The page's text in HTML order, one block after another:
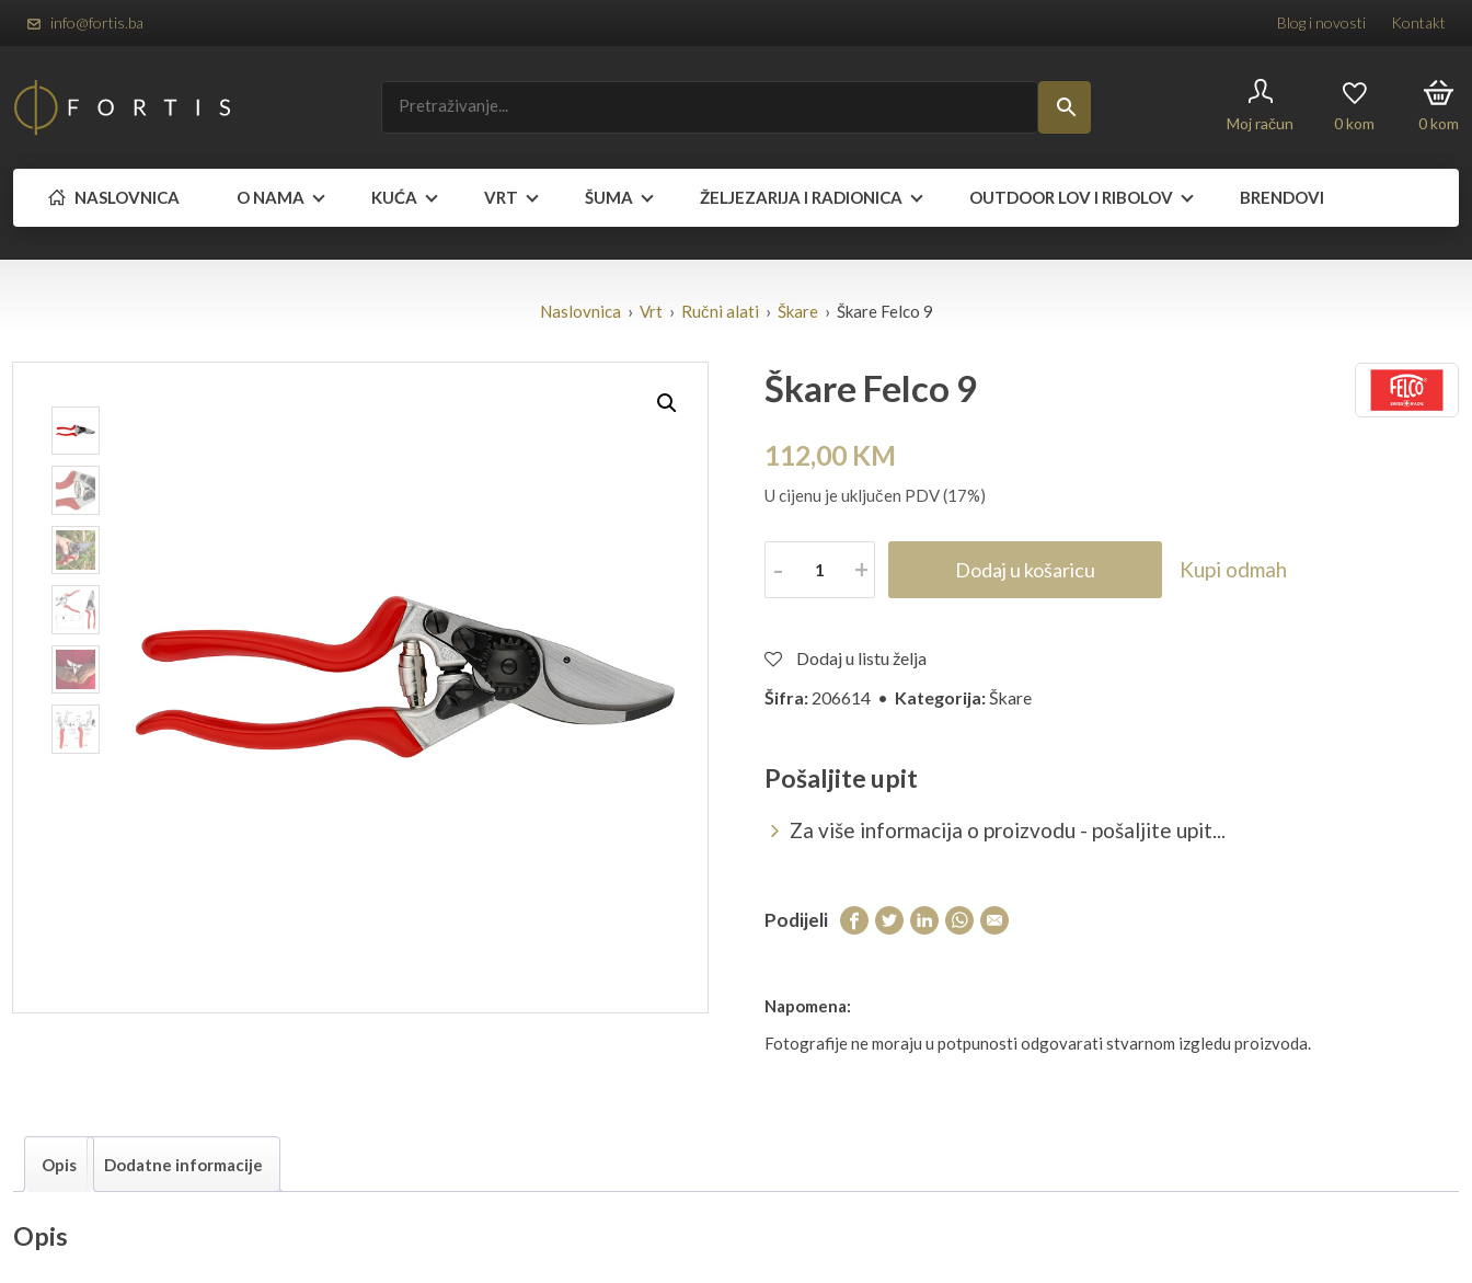
info@fortis.ba Blog i novosti Kontakt
Moj račun 0kom 0kom
NASLOVNICA O NAMA KUĆA VRT ŠUMA ŽELJEZARIJA I RADIONICA OUTDOOR LOV I RIBOLOV BRENDOVI
Naslovnica › Vrt› Ručni alati › Škare› Škare Felco 9
Škare Felco 9
112,00 KM
U cijenu je uključen PDV (17%)
Količina Dodaj u košaricu Kupi odmah
Dodaj u listu želja
Šifra: 206614 • Kategorija:Škare
Pošaljite upit
Za više informacija o proizvodu - pošaljite upit...
Podijeli
Napomena:
Fotografije ne moraju u potpunosti odgovarati stvarnom izgledu proizvoda.
Opis Dodatne informacije
Opis